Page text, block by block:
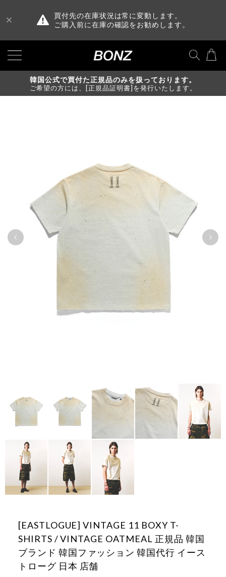
買付先の在庫状況は常に変動します。
ご購入前に在庫の確認をお勧めします。
韓国公式で買付た正規品のみを扱っております。
ご希望の方には、[正規品証明書]を発行いたします。
[EASTLOGUE] VINTAGE 11 BOXY T-
SHIRTS / VINTAGE OATMEAL 正規品 韓国
ブランド 韓国ファッション 韓国代行 イース
トローグ 日本 店舗